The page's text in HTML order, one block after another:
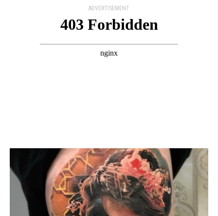
ADVERTISEMENT